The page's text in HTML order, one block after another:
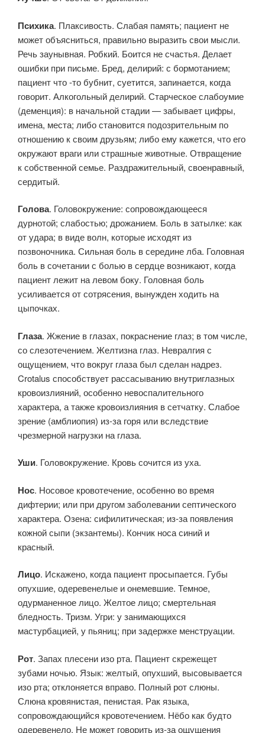
Психика. Плаксивость. Слабая память; пациент не
может объясниться, правильно выразить свои мысли.
Речь заунывная. Робкий. Боится не счастья. Делает
ошибки при письме. Бред, делирий: с бормотанием;
пациент что -то бубнит, суетится, запинается, когда
говорит. Алкогольный делирий. Старческое слабоумие
(деменция): в начальной стадии — забывает цифры,
имена, места; либо становится подозрительным по
отношению к своим друзьям; либо ему кажется, что его
окружают враги или страшные животные. Отвращение
к собственной семье. Раздражительный, своенравный,
сердитый.
Голова. Головокружение: сопровождающееся
дурнотой; слабостью; дрожанием. Боль в затылке: как
от удара; в виде волн, которые исходят из
позвоночника. Сильная боль в середине лба. Головная
боль в сочетании с болью в сердце возникают, когда
пациент лежит на левом боку. Головная боль
усиливается от сотрясения, вынужден ходить на
цыпочках.
Глаза. Жжение в глазах, покраснение глаз; в том числе,
со слезотечением. Желтизна глаз. Невралгия с
ощущением, что вокруг глаза был сделан надрез.
Crotalus способствует рассасыванию внутриглазных
кровоизлияний, особенно невоспалительного
характера, а также кровоизлияния в сетчатку. Слабое
зрение (амблиопия) из-за горя или вследствие
чрезмерной нагрузки на глаза.
Уши. Головокружение. Кровь сочится из уха.
Нос. Носовое кровотечение, особенно во время
дифтерии; или при другом заболевании септического
характера. Озена: сифилитическая; из-за появления
кожной сыпи (экзантемы). Кончик носа синий и
красный.
Лицо. Искажено, когда пациент просыпается. Губы
опухшие, одеревенелые и онемевшие. Темное,
одурманенное лицо. Желтое лицо; смертельная
бледность. Тризм. Угри: у занимающихся
мастурбацией, у пьяниц; при задержке менструации.
Рот. Запах плесени изо рта. Пациент скрежещет
зубами ночью. Язык: желтый, опухший, высовывается
изо рта; отклоняется вправо. Полный рот слюны.
Слюна кровянистая, пенистая. Рак языка,
сопровождающийся кровотечением. Нёбо как будто
одеревенело. Не может говорить из-за ощущения